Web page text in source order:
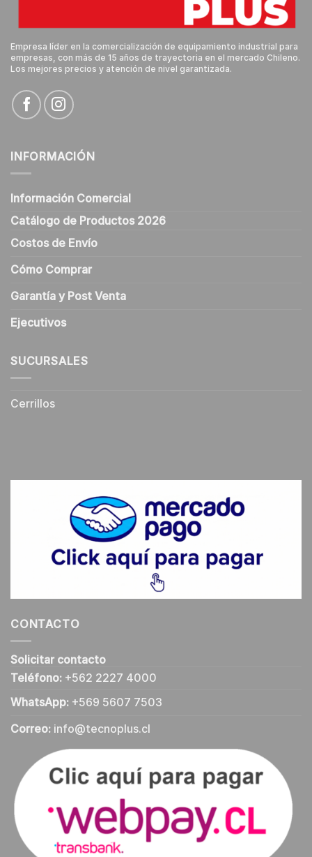
Empresa líder en la comercialización de equipamiento industrial para
empresas, con más de 15 años de trayectoria en el mercado Chileno.
Los mejores precios y atención de nivel garantizada.
INFORMACIÓN
Información Comercial
Catálogo de Productos 2026
Costos de Envío
Cómo Comprar
Garantía y Post Venta
Ejecutivos
SUCURSALES
Cerrillos
CONTACTO
Solicitar contacto
Teléfono: +562 2227 4000
WhatsApp: +569 5607 7503
Correo: info@tecnoplus.cl